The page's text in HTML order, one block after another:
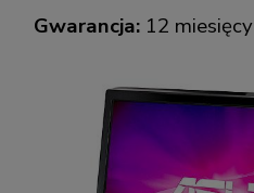
Gwarancja: 12 miesięcy